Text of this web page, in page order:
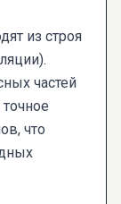
из строя
частей
что